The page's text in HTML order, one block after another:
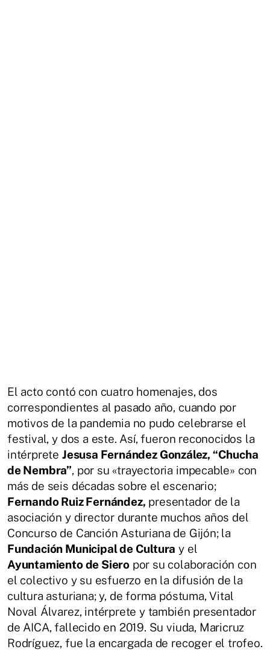
El acto contó con cuatro homenajes, dos
correspondientes al pasado año, cuando por
motivos de la pandemia no pudo celebrarse el
festival, y dos a este. Así, fueron reconocidos la
intérprete Jesusa Fernández González, “Chucha
de Nembra”, por su «trayectoria impecable» con
más de seis décadas sobre el escenario;
Fernando Ruiz Fernández, presentador de la
asociación y director durante muchos años del
Concurso de Canción Asturiana de Gijón; la
Fundación Municipal de Cultura y el
Ayuntamiento de Siero por su colaboración con
el colectivo y su esfuerzo en la difusión de la
cultura asturiana; y, de forma póstuma, Vital
Noval Álvarez, intérprete y también presentador
de AICA, fallecido en 2019. Su viuda, Maricruz
Rodríguez, fue la encargada de recoger el trofeo.